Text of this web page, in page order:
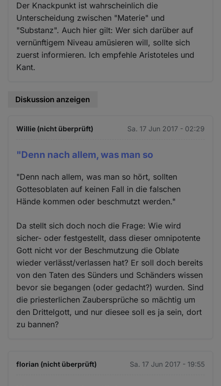
Der Knackpunkt ist wahrscheinlich die
Unterscheidung zwischen "Materie" und
"Substanz". Auch hier gilt: Wer sich darüber auf
vernünftigem Niveau amüsieren will, sollte sich
zuerst informieren. Ich empfehle Aristoteles und
Kant.
Diskussion anzeigen
Willie (nicht überprüft) Sa. 17 Jun 2017 - 02:29
"Denn nach allem, was man so
"Denn nach allem, was man so hört, sollten
Gottesoblaten auf keinen Fall in die falschen
Hände kommen oder beschmutzt werden."
Da stellt sich doch noch die Frage: Wie wird
sicher- oder festgestellt, dass dieser omnipotente
Gott nicht vor der Beschmutzung die Oblate
wieder verlässt/verlassen hat? Er soll doch bereits
von den Taten des Sünders und Schänders wissen
bevor sie begangen (oder gedacht?) wurden. Sind
die priesterlichen Zaubersprüche so mächtig um
den Drittelgott, und nur diesee soll es ja sein, dort
zu bannen?
florian (nicht überprüft) Sa. 17 Jun 2017 - 19:55